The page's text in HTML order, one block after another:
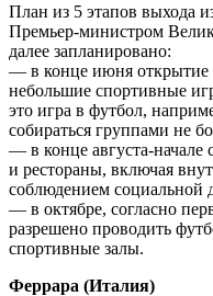
План из 5 этапов выхода
Премьер-министром
далее запланировано:
— в конце июня открытие
небольшие спортивные
это игра в футбол,
собираться группами не
— в конце августа-начале
и рестораны, включая
соблюдением социальной
— в октябре, согласно
разрешено проводить
спортивные залы.
Феррара (Италия)